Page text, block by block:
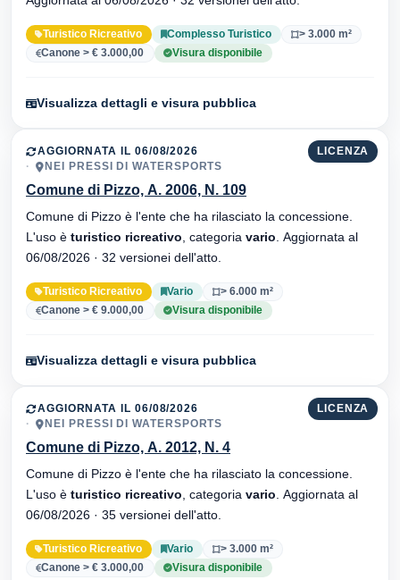
Turistico Ricreativo Complesso Turistico
> 3.000 m²
Canone > € 3.000,00
Visura disponibile
Visualizza dettagli e visura pubblica
LICENZA
AGGIORNATA IL 06/08/2026
NEI PRESSI DI WATERSPORTS
Comune di Pizzo, A. 2006, N. 109
Comune di Pizzo è l'ente che ha rilasciato la concessione.
L'uso è turistico ricreativo , categoria vario
06/08/2026 · 32 versionei dell'atto.
Turistico Ricreativo Vario
> 6.000 m²
Canone > € 9.000,00
Visura disponibile
Visualizza dettagli e visura pubblica
LICENZA
AGGIORNATA IL 06/08/2026
NEI PRESSI DI WATERSPORTS
Comune di Pizzo, A. 2012, N. 4
Comune di Pizzo è l'ente che ha rilasciato la concessione.
L'uso è turistico ricreativo , categoria vario
06/08/2026 · 35 versionei dell'atto.
Turistico Ricreativo Vario
> 3.000 m²
Canone > € 3.000,00
Visura disponibile